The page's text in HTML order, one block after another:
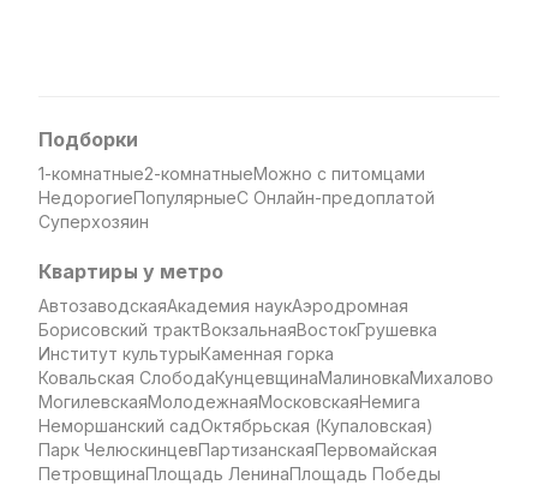
Подборки
1-комнатные2-комнатныеМожно с питомцами
НедорогиеПопулярныеС Онлайн-предоплатой
Суперхозяин
Квартиры у метро
АвтозаводскаяАкадемия наукАэродромная
Борисовский трактВокзальнаяВостокГрушевка
Институт культурыКаменная горка
Ковальская СлободаКунцевщинаМалиновкаМихалово
МогилевскаяМолодежнаяМосковскаяНемига
Неморшанский садОктябрьская (Купаловская)
Парк ЧелюскинцевПартизанскаяПервомайская
ПетровщинаПлощадь ЛенинаПлощадь Победы